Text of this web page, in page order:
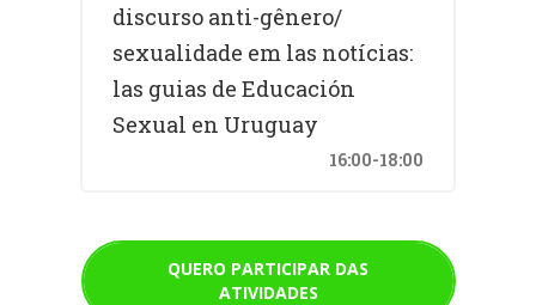
discurso anti-gênero/
sexualidade em las notícias:
las guias de Educación
Sexual en Uruguay
16:00-18:00
QUERO PARTICIPAR DAS
ATIVIDADES